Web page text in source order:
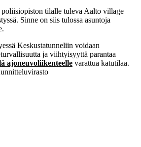
poliisiopiston tilalle tuleva Aalto village
Sinne on siis tulossa asuntoja
Keskustatunneliin voidaan
ja viihtyisyyttä parantaa
ajoneuvoliikenteelle varattua katutilaa.